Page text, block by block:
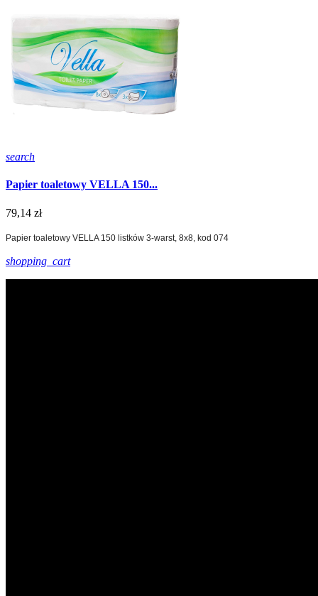
search
Papier toaletowy VELLA 150...
79,14 zł
Papier toaletowy VELLA 150 listków 3-warst, 8x8, kod 074
shopping_cart